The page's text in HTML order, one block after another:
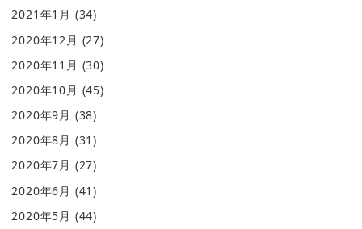
2021年1月 (34)
2020年12月 (27)
2020年11月 (30)
2020年10月 (45)
2020年9月 (38)
2020年8月 (31)
2020年7月 (27)
2020年6月 (41)
2020年5月 (44)